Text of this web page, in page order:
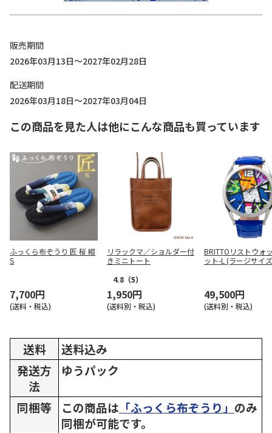
販売期間
2026年03月13日～2027年02月28日
配送期間
2026年03月18日～2027年03月04日
この商品を見た人は他にこんな商品も買っています
ふっくら布ぞうり 匠 桜 紺
S
7,700円
(送料・税込)
リラックマ／ショルダー付
きミニトート
4.8 （5）
1,950円
(送料別・税込)
BRITTOリストウォ
ット-L (ラージサイ
49,500円
(送料別・税込)
送料
送料込み
発送方
法
ゆうパック
同梱等 この商品は 「ふっくら布ぞうり」 のみ
同梱が可能です。